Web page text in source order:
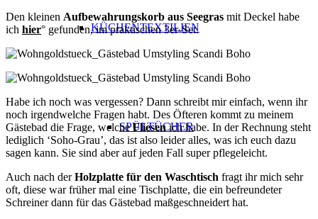
KÜCHENTEXTILIEN
SPÜLTÜCHER
Den kleinen Aufbewahrungskorb aus Seegras mit Deckel habe
ich hier° gefunden, im praktischen 3er-Set.
Habe ich noch was vergessen? Dann schreibt mir einfach, wenn ihr
noch irgendwelche Fragen habt. Des Öfteren kommt zu meinem
Gästebad die Frage, welcheFliesenich habe. In der Rechnung steht
lediglich ‘Soho-Grau’, das ist also leider alles, was ich euch dazu
sagen kann. Sie sind aber auf jeden Fall superpflegeleicht.
Auch nach derHolzplatte für den Waschtisch fragt ihr mich sehr
oft, diese war früher mal eine Tischplatte, die ein befreundeter
Schreiner dann für das Gästebad maßgeschneidert hat.